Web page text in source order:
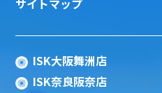
ISK大阪舞洲店
ISK奈良阪奈店